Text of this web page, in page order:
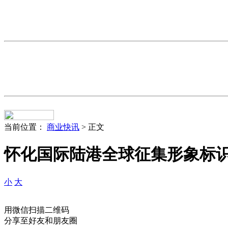
当前位置： 商业快讯 > 正文
怀化国际陆港全球征集形象标
小 大
用微信扫描二维码
分享至好友和朋友圈